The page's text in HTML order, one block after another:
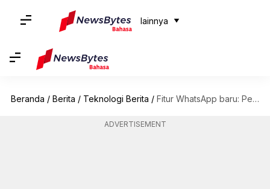
lainnya
Beranda / Berita / Teknologi Berita / Fitur WhatsApp baru: Pesan audio sekali putar untuk pengguna Android
ADVERTISEMENT